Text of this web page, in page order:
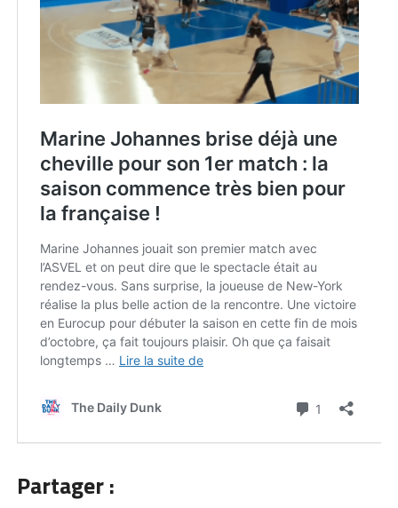
Partager :